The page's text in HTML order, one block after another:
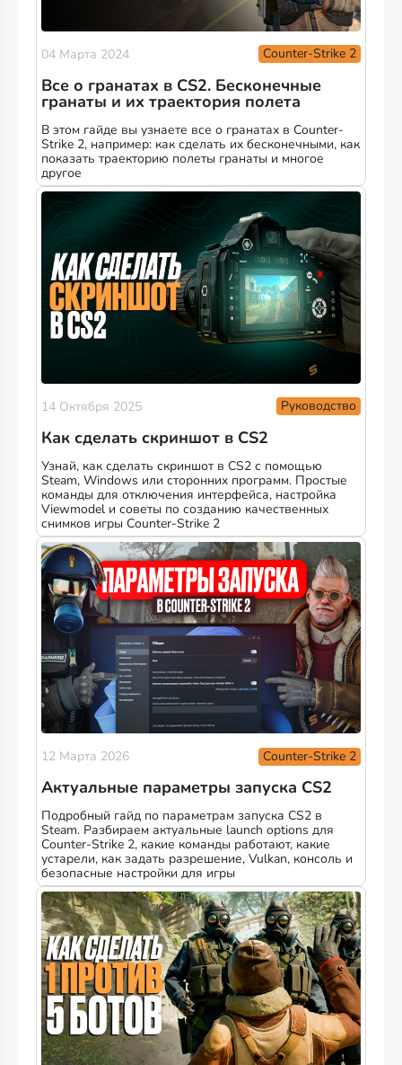
04 Марта 2024 Counter-Strike 2
Все о гранатах в CS2. Бесконечные
гранаты и их траектория полета
В этом гайде вы узнаете все о гранатах в Counter-
Strike 2, например: как сделать их бесконечными, как
показать траекторию полеты гранаты и многое
другое
14 Октября 2025 Руководство
Как сделать скриншот в CS2
Узнай, как сделать скриншот в CS2 с помощью
Steam, Windows или сторонних программ. Простые
команды для отключения интерфейса, настройка
Viewmodel и советы по созданию качественных
снимков игры Counter-Strike 2
12 Марта 2026 Counter-Strike 2
Актуальные параметры запуска CS2
Подробный гайд по параметрам запуска CS2 в
Steam. Разбираем актуальные launch options для
Counter-Strike 2, какие команды работают, какие
устарели, как задать разрешение, Vulkan, консоль и
безопасные настройки для игры